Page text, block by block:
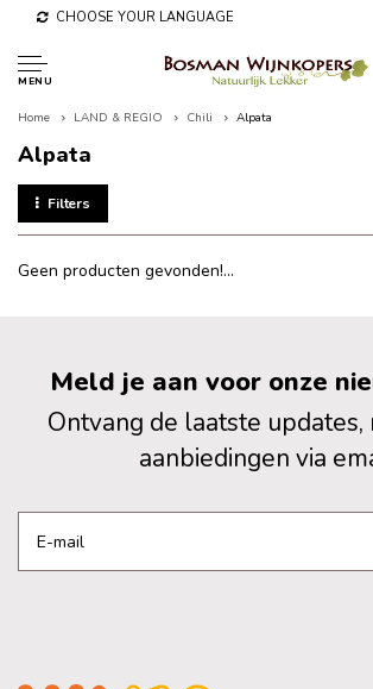
CHOOSE YOUR LANGUAGE
MENU
Home LAND & REGIO Chili Alpata
Alpata
Filters
Geen producten gevonden!...
Meld je aan voor onze
Ontvang de laatste updates,
aanbiedingen via